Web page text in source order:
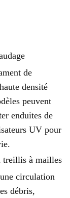
de
densité
peuvent
enduites de
UV pour
treillis à mailles
circulation
débris,